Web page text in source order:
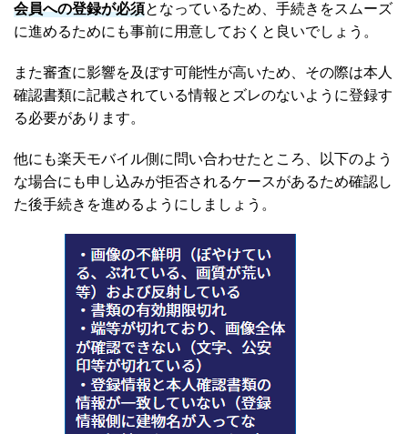
会員への登録が必須となっているため、手続きをスムーズ
に進めるためにも事前に用意しておくと良いでしょう。
また審査に影響を及ぼす可能性が高いため、その際は本人
確認書類に記載されている情報とズレのないように登録す
る必要があります。
他にも楽天モバイル側に問い合わせたところ、以下のよう
な場合にも申し込みが拒否されるケースがあるため確認し
た後手続きを進めるようにしましょう。